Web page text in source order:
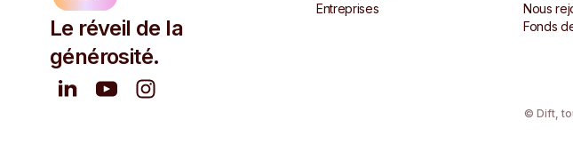
Le réveil de la
générosité.
Entreprises
Nous
Fonds
© Dift,